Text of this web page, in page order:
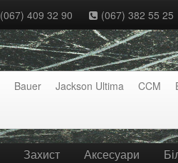
(067) 409 32 90 (067) 382 55 25
Bauer Jackson Ultima CCM
Захист Аксесуари